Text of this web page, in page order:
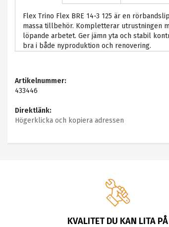
Flex Trino Flex BRE 14-3 125 är en
massa tillbehör. Kompletterar utrustningen
löpande arbetet. Ger jämn yta och stabil
bra i både nyproduktion och renovering.
Artikelnummer:
433446
Direktlänk:
Högerklicka och kopiera adressen
KVALITET DU KAN LITA PÅ